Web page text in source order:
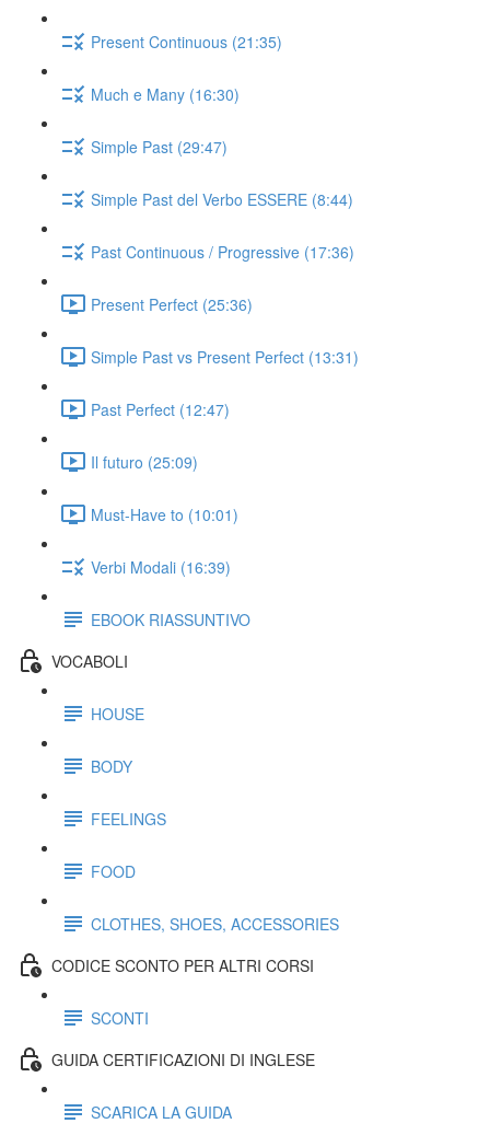
Present Continuous (21:35)
Much e Many (16:30)
Simple Past (29:47)
Simple Past del Verbo ESSERE (8:44)
Past Continuous / Progressive (17:36)
Present Perfect (25:36)
Simple Past vs Present Perfect (13:31)
Past Perfect (12:47)
Il futuro (25:09)
Must-Have to (10:01)
Verbi Modali (16:39)
EBOOK RIASSUNTIVO
VOCABOLI
HOUSE
BODY
FEELINGS
FOOD
CLOTHES, SHOES, ACCESSORIES
CODICE SCONTO PER ALTRI CORSI
SCONTI
GUIDA CERTIFICAZIONI DI INGLESE
SCARICA LA GUIDA